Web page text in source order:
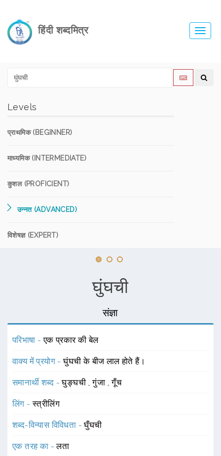
हिंदी शब्दमित्र
Levels
प्राथमिक (BEGINNER)
माध्यमिक (INTERMEDIATE)
कुशल (PROFICIENT)
उन्नत (ADVANCED)
विशेषज्ञ (EXPERT)
घुंघची
संज्ञा
परिभाषा -एक प्रकार की बेल
वाक्य में प्रयोग -घुंघची के बीज लाल होते हैं।
समानार्थी शब्द -घुङ्घची ,गुंजा ,गूँच
लिंग -स्त्रीलिंग
शब्द-विन्यास विविधता -घुँघची
एक तरह का -लता